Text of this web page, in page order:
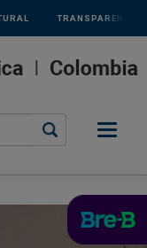
TRANSPARENCIA